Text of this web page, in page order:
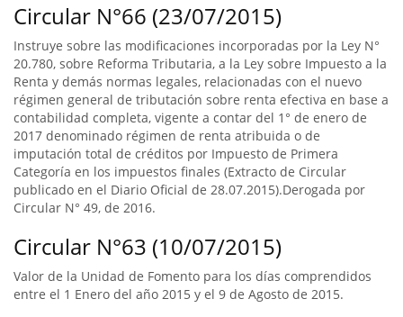
Circular N°66 (23/07/2015)
Instruye sobre las modificaciones incorporadas por la Ley N°
20.780, sobre Reforma Tributaria, a la Ley sobre Impuesto a la
Renta y demás normas legales, relacionadas con el nuevo
régimen general de tributación sobre renta efectiva en base a
contabilidad completa, vigente a contar del 1° de enero de
2017 denominado régimen de renta atribuida o de
imputación total de créditos por Impuesto de Primera
Categoría en los impuestos finales (Extracto de Circular
publicado en el Diario Oficial de 28.07.2015).Derogada por
Circular N° 49, de 2016.
Circular N°63 (10/07/2015)
Valor de la Unidad de Fomento para los días comprendidos
entre el 1 Enero del año 2015 y el 9 de Agosto de 2015.